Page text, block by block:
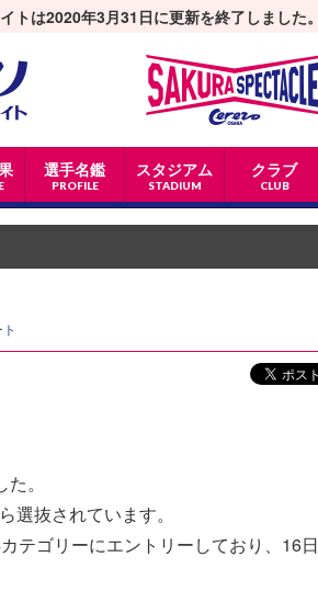
選手名鑑
PROFILE
スタジアム
STADIUM
クラブ
CLUB
トは2020年3月31日に更新を終了しました。
。
選抜されています。
テゴリーにエントリーしており、16日